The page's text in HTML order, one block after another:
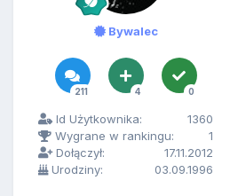
Bywalec
211 4 0
Id Użytkownika:
1360
Wygrane w rankingu:
1
Dołączył:
17.11.2012
Urodziny:
03.09.1996